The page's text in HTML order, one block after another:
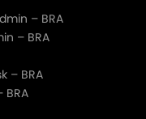
– BRA
– BRA
– BRA
BRA